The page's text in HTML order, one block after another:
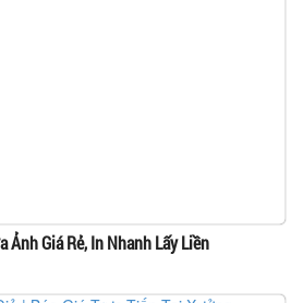
Ảnh Giá Rẻ, In Nhanh Lấy Liền